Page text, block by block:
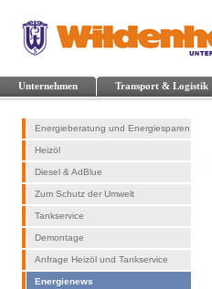
Unternehmen Transport & Logistik
Energieberatung und Energiesparen
Heizöl
Diesel & AdBlue
Zum Schutz der Umwelt
Tankservice
Demontage
Anfrage Heizöl und Tankservice
Energienews